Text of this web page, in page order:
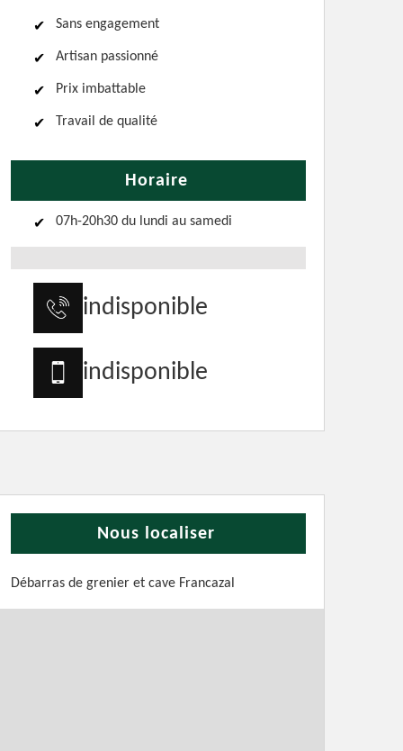
Sans engagement
Artisan passionné
Prix imbattable
Travail de qualité
Horaire
07h-20h30 du lundi au samedi
indisponible
indisponible
Nous localiser
Débarras de grenier et cave Francazal